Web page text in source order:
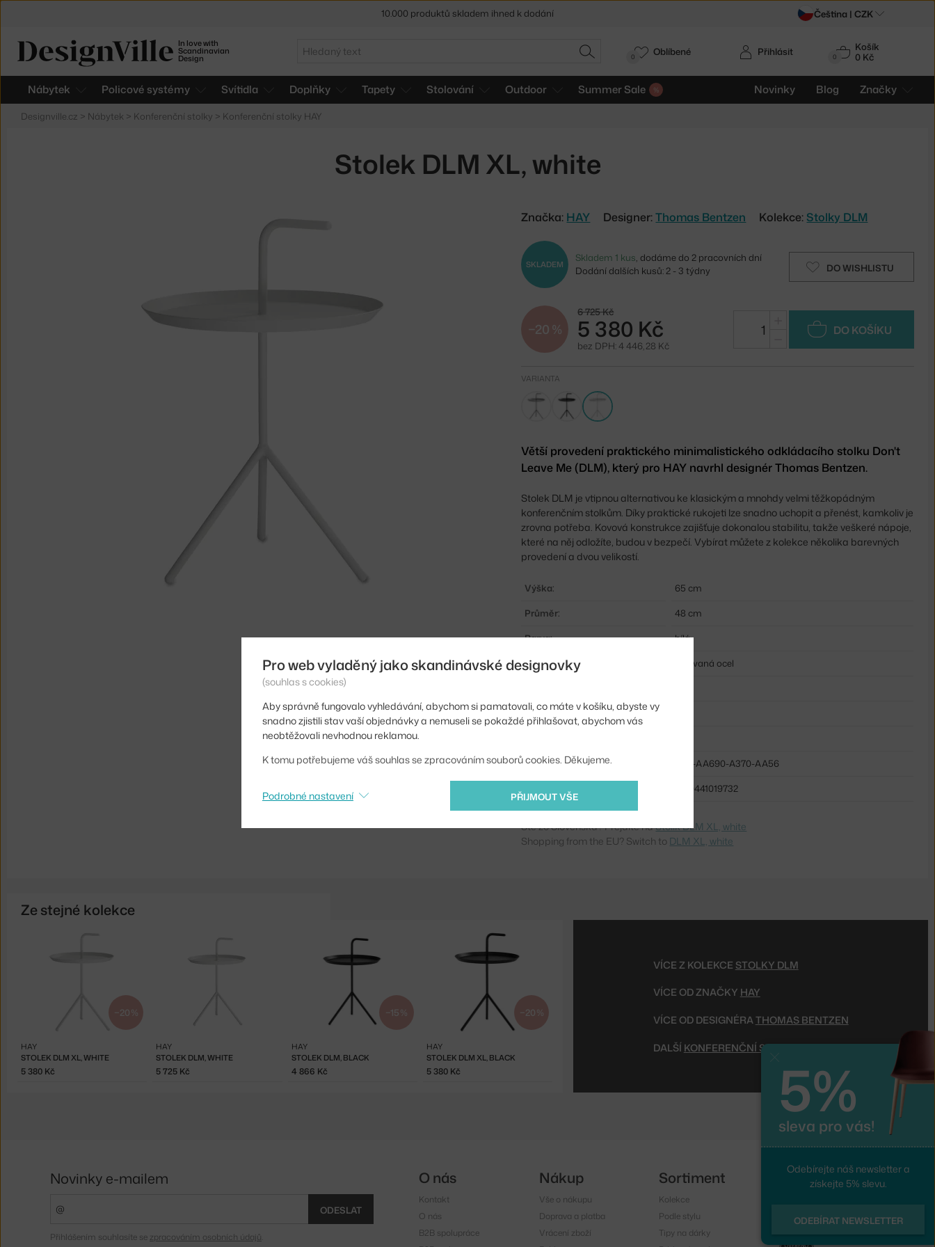
In love with
Scandinavian
Design
Hledat
HLEDAT 0
Košík
0 Kč
Nábytek Policové systémy Svítidla Doplňky Tapety Stolování Outdoor Summer Sale Novinky Blog Značky
Přihlásit
0 Oblíbené
Designville.cz > Nábytek > Konferenční stolky > Konferenční stolky HAY
Stolek DLM XL, white
Značka: HAY Designer:Thomas Bentzen Kolekce: Stolky DLM
DO WISHLISTU
SKLADEM
Skladem 1 kus, dodáme do 2 pracovních dní
Dodání dalších kusů: 2 - 3 týdny
−20 %
6 725 Kč
5 380 Kč
bez DPH: 4 446,28 Kč
DO KOŠÍKU
VARIANTA
Větší provedení praktického minimalistického odkládacího stolku Don't
Leave Me (DLM), který pro HAY navrhl designér Thomas Bentzen.
Stolek DLM je vtipnou alternativou ke klasickým a mnohdy velmi těžkopádným
konferenčním stolkům. Díky praktické rukojeti lze snadno uchopit a přenést, kamkoliv je
zrovna potřeba. Kovová konstrukce zajišťuje dokonalou stabilitu, takže veškeré nápoje,
které na něj odložíte, budou v bezpečí. Vybírat můžete z kolekce několika barevných
provedení a dvou velikostí.
Výška:
65 cm
Průměr:
48 cm
Barva:
bílá
Materiál:
lakovaná ocel
Tvar stolu:
Kód produktu
HAY-AA690-A370-AA56
5710441019732
Ste zo Slovenska? Prejdite naStolík DLM XL, white
Shopping from the EU? Switch to DLM XL, white
Ze stejné kolekce
−20 %
STOLEK DLM XL, WHITE
HAY
5 380 Kč
STOLEK DLM, WHITE
HAY
5 725 Kč
−15 %
STOLEK DLM, BLACK
HAY
4 866 Kč
−20 %
STOLEK DLM XL, BLACK
HAY
5 380 Kč
VÍCE Z KOLEKCE STOLKY DLM
VÍCE OD ZNAČKY HAY
VÍCE OD DESIGNÉRATHOMAS BENTZEN
DALŠÍ KONFERENČNÍ STOLKY
Čeština | CZK
Pro web vyladěný jako skandinávské designovky
(souhlas s cookies)
Aby správně fungovalo vyhledávání, abychom si pamatovali, co máte v košíku, abyste vy
snadno zjistili stav vaší objednávky a nemuseli se pokaždé přihlašovat, abychom vás
neobtěžovali nevhodnou reklamou.
K tomu potřebujeme váš souhlas se zpracováním souborů cookies. Děkujeme.
PŘIJMOUT VŠE
Podrobné nastavení
5%
sleva pro vás!
Odebírejte náš newsletter a
získejte 5% slevu.
ODEBÍRAT NEWSLETTER
Novinky e-mailem
ODESLAT
Přihlášením souhlasíte se zpracováním osobních údajů
O nás
Kontakt
O nás
B2B spolupráce
Nákup
Vše o nákupu
Doprava a platba
Vrácení zboží
Sortiment
Kolekce
Podle stylu
Tipy na dárky
Sledujte nás
Facebook